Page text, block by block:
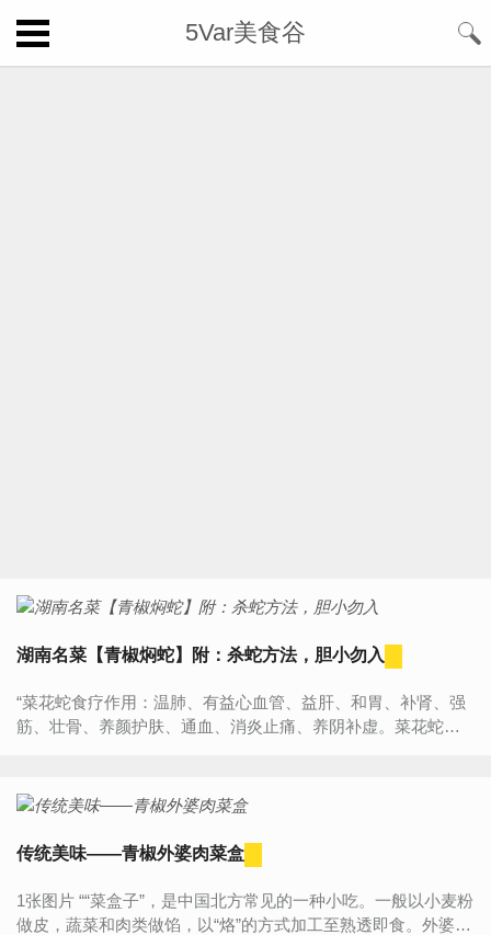
5Var美食谷
湖南名菜【青椒焖蛇】附：杀蛇方法，胆小勿入
“菜花蛇食疗作用：温肺、有益心血管、益肝、和胃、补肾、强
筋、壮骨、养颜护肤、通血、消炎止痛、养阴补虚。菜花蛇肉
传统美味——青椒外婆肉菜盒
1张图片 ““菜盒子”，是中国北方常见的一种小吃。一般以小麦粉
做皮，蔬菜和肉类做馅，以“烙”的方式加工至熟透即食。外婆菜